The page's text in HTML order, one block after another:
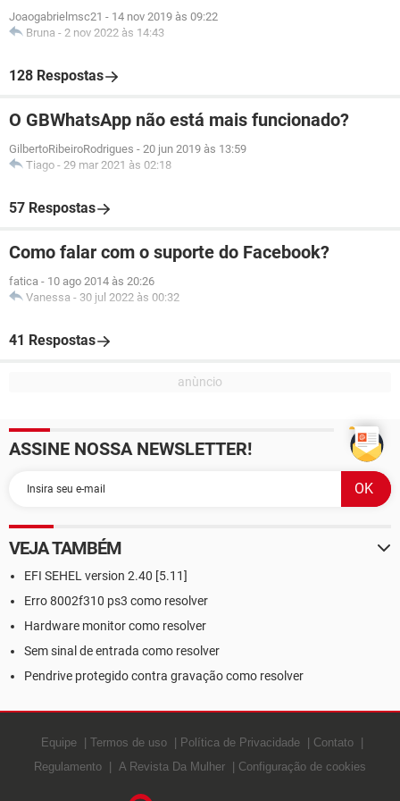
Joaogabrielmsc21 - 14 nov 2019 às 09:22
Bruna - 2 nov 2022 às 14:43
128 Respostas
O GBWhatsApp não está mais funcionado?
GilbertoRibeiroRodrigues - 20 jun 2019 às 13:59
Tiago - 29 mar 2021 às 02:18
57 Respostas
Como falar com o suporte do Facebook?
fatica - 10 ago 2014 às 20:26
Vanessa - 30 jul 2022 às 00:32
41 Respostas
ASSINE NOSSA NEWSLETTER!
VEJA TAMBÉM
EFI SEHEL version 2.40 [5.11]
Erro 8002f310 ps3 como resolver
Hardware monitor como resolver
Sem sinal de entrada como resolver
Pendrive protegido contra gravação como resolver
Equipe Termos de uso Política de Privacidade
Contato
Regulamento
A Revista Da Mulher Configuração de cookies